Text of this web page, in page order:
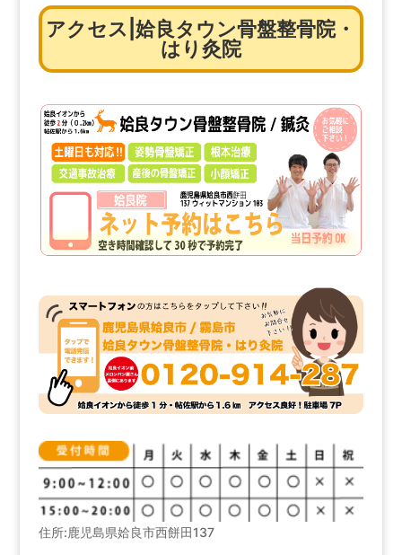
アクセス|姶良タウン骨盤整骨院・
はり灸院
住所:鹿児島県姶良市西餅田137